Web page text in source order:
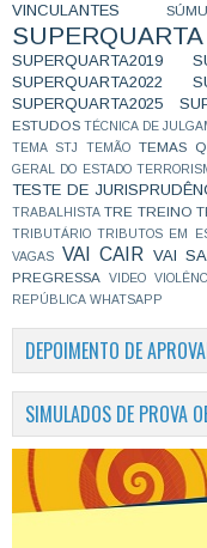
VINCULANTES
SUPERQUARTA
SUPERQUARTA2019
SUPERQUARTA2022
SUPERQUARTA2025
ESTUDOS TÉCNICA DE
TEMA STJ TEMÃO TEMAS
GERAL DO ESTADO
TESTE DE
TRABALHISTA TRE TREINO
TRIBUTÁRIO TRIBUTOS EM
VAGAS
VAI CAIR VAI
PREGRESSA
VIDEO
REPÚBLICA WHATSAPP
DEPOIMENTO DE
SIMULADOS DE PROVA